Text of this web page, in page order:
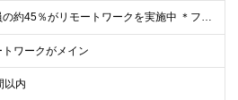
＊社員の約45％がリモートワークを実施中 ＊フルリモート案件もあり ＊転勤はありません 本社（横浜）または、東京・神奈川の各プロジェクト先。 【本社】 神奈川県横浜市中区不老町2丁目11-8 税経
トワークがメイン
以内